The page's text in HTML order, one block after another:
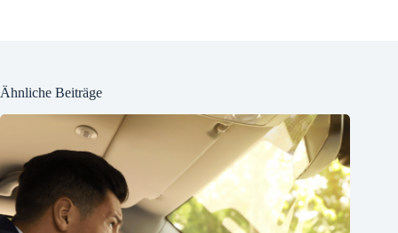
Ähnliche Beiträge